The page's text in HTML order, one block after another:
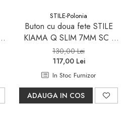
STILE-Polonia
Buton cu doua fete STILE
KIAMA Q SLIM 7MM SC -
crom satinat mobila
130,00 Lei
117,00 Lei
In Stoc Furnizor
ADAUGA IN COS